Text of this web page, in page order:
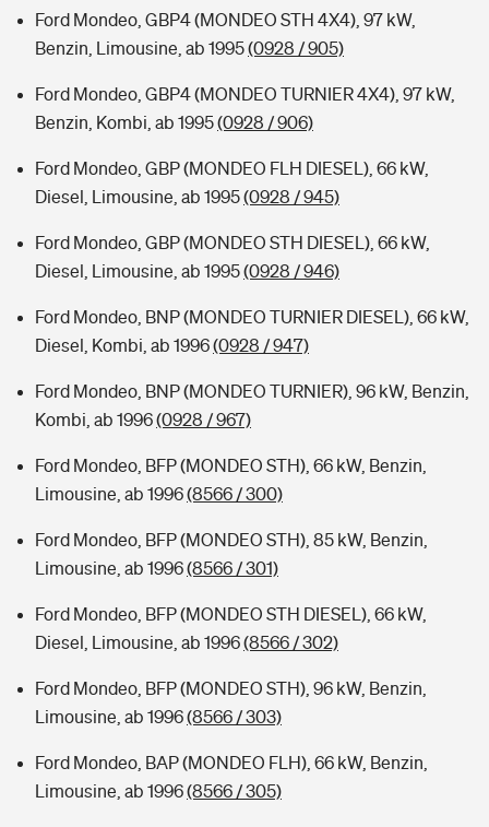
Ford Mondeo, GBP4 (MONDEO STH 4X4), 97 kW,
Benzin, Limousine, ab 1995(0928 / 905)
Ford Mondeo, GBP4 (MONDEO TURNIER 4X4), 97 kW,
Benzin, Kombi, ab 1995(0928 / 906)
Ford Mondeo, GBP (MONDEO FLH DIESEL), 66 kW,
Diesel, Limousine, ab 1995(0928 / 945)
Ford Mondeo, GBP (MONDEO STH DIESEL), 66 kW,
Diesel, Limousine, ab 1995(0928 / 946)
Ford Mondeo, BNP (MONDEO TURNIER DIESEL), 66 kW,
Diesel, Kombi, ab 1996(0928 / 947)
Ford Mondeo, BNP (MONDEO TURNIER), 96 kW, Benzin,
Kombi, ab 1996(0928 / 967)
Ford Mondeo, BFP (MONDEO STH), 66 kW, Benzin,
Limousine, ab 1996(8566 / 300)
Ford Mondeo, BFP (MONDEO STH), 85 kW, Benzin,
Limousine, ab 1996(8566 / 301)
Ford Mondeo, BFP (MONDEO STH DIESEL), 66 kW,
Diesel, Limousine, ab 1996(8566 / 302)
Ford Mondeo, BFP (MONDEO STH), 96 kW, Benzin,
Limousine, ab 1996(8566 / 303)
Ford Mondeo, BAP (MONDEO FLH), 66 kW, Benzin,
Limousine, ab 1996(8566 / 305)